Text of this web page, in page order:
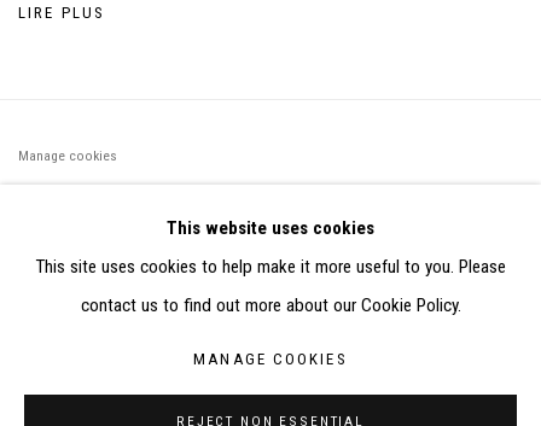
LIRE PLUS
Manage cookies
PARTIR DES DONNÉES COLLECTÉES PAR ELISABETH KLIMOFF
DE 2015 À 2019
SITE BY ARTLOGIC
This website uses cookies
This site uses cookies to help make it more useful to you. Please
contact us to find out more about our Cookie Policy.
MANAGE COOKIES
REJECT NON ESSENTIAL